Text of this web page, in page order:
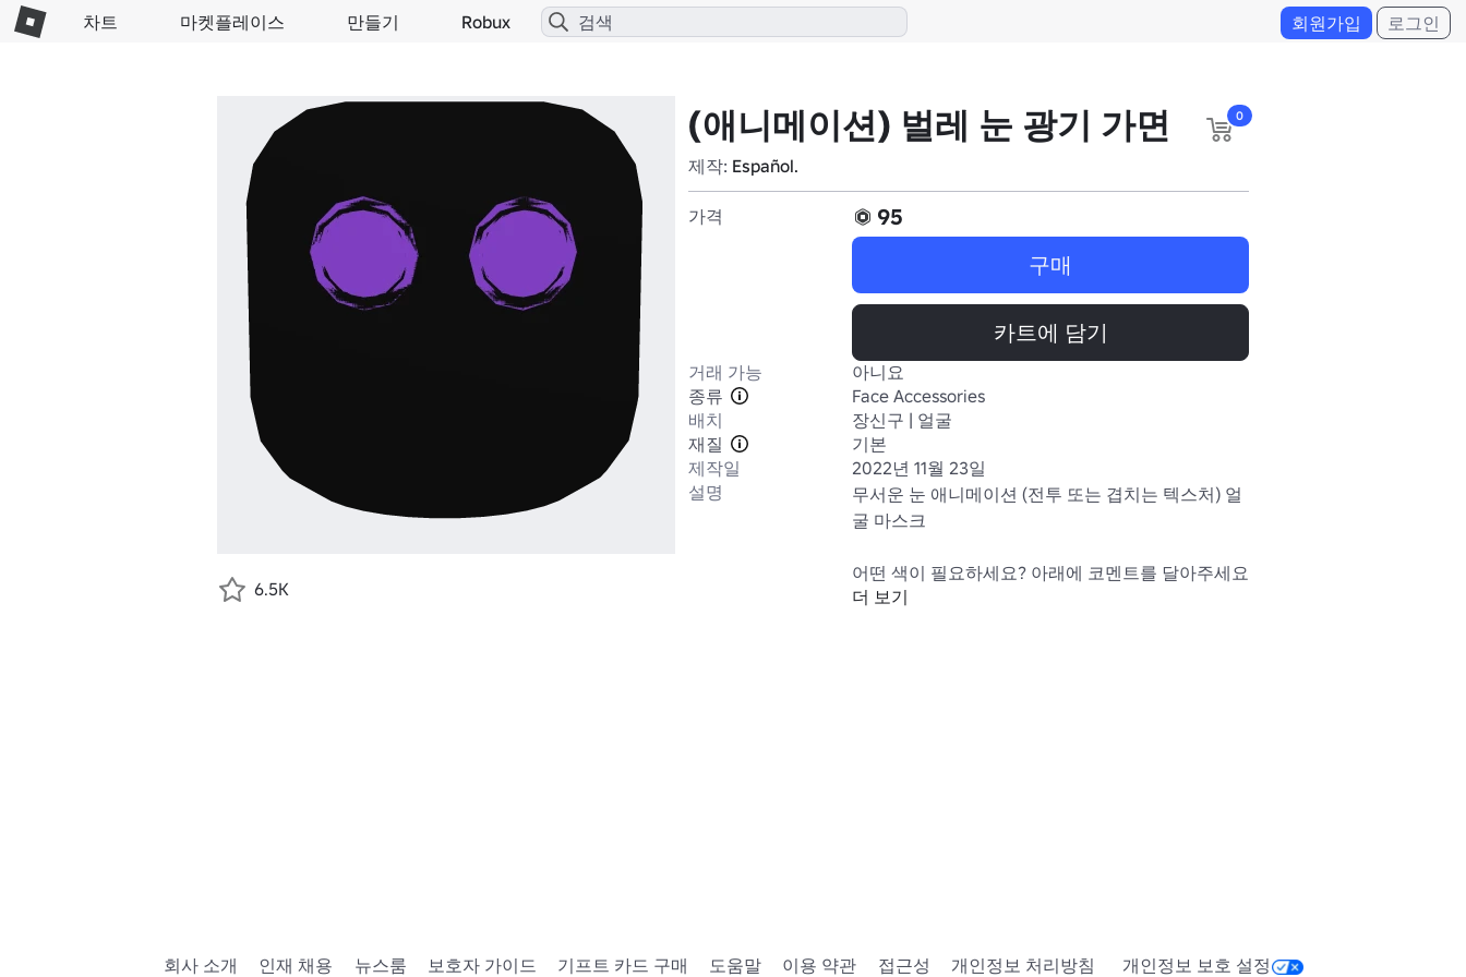
차트 마켓플레이스 만들기 Robux 회원가입 로그인
(애니메이션) 벌레 눈 광기 가면
제작: Español.
0
가격
95
구매
카트에 담기
거래 가능
아니요
종류
Face Accessories
배치
장신구 | 얼굴
재질
기본
제작일
2022년 11월 23일
설명
무서운 눈 애니메이션 (전투 또는 겹치는 텍스처) 얼
굴 마스크
어떤 색이 필요하세요? 아래에 코멘트를 달아주세요
더 보기
6.5K
회사 소개 인재 채용 뉴스룸 보호자 가이드 기프트 카드 구매 도움말 이용 약관 접근성 개인정보 처리방침 개인정보 보호 설정